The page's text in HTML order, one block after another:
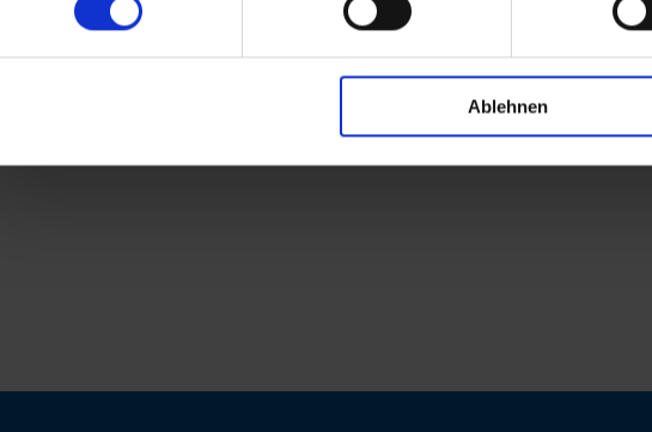
Ablehnen